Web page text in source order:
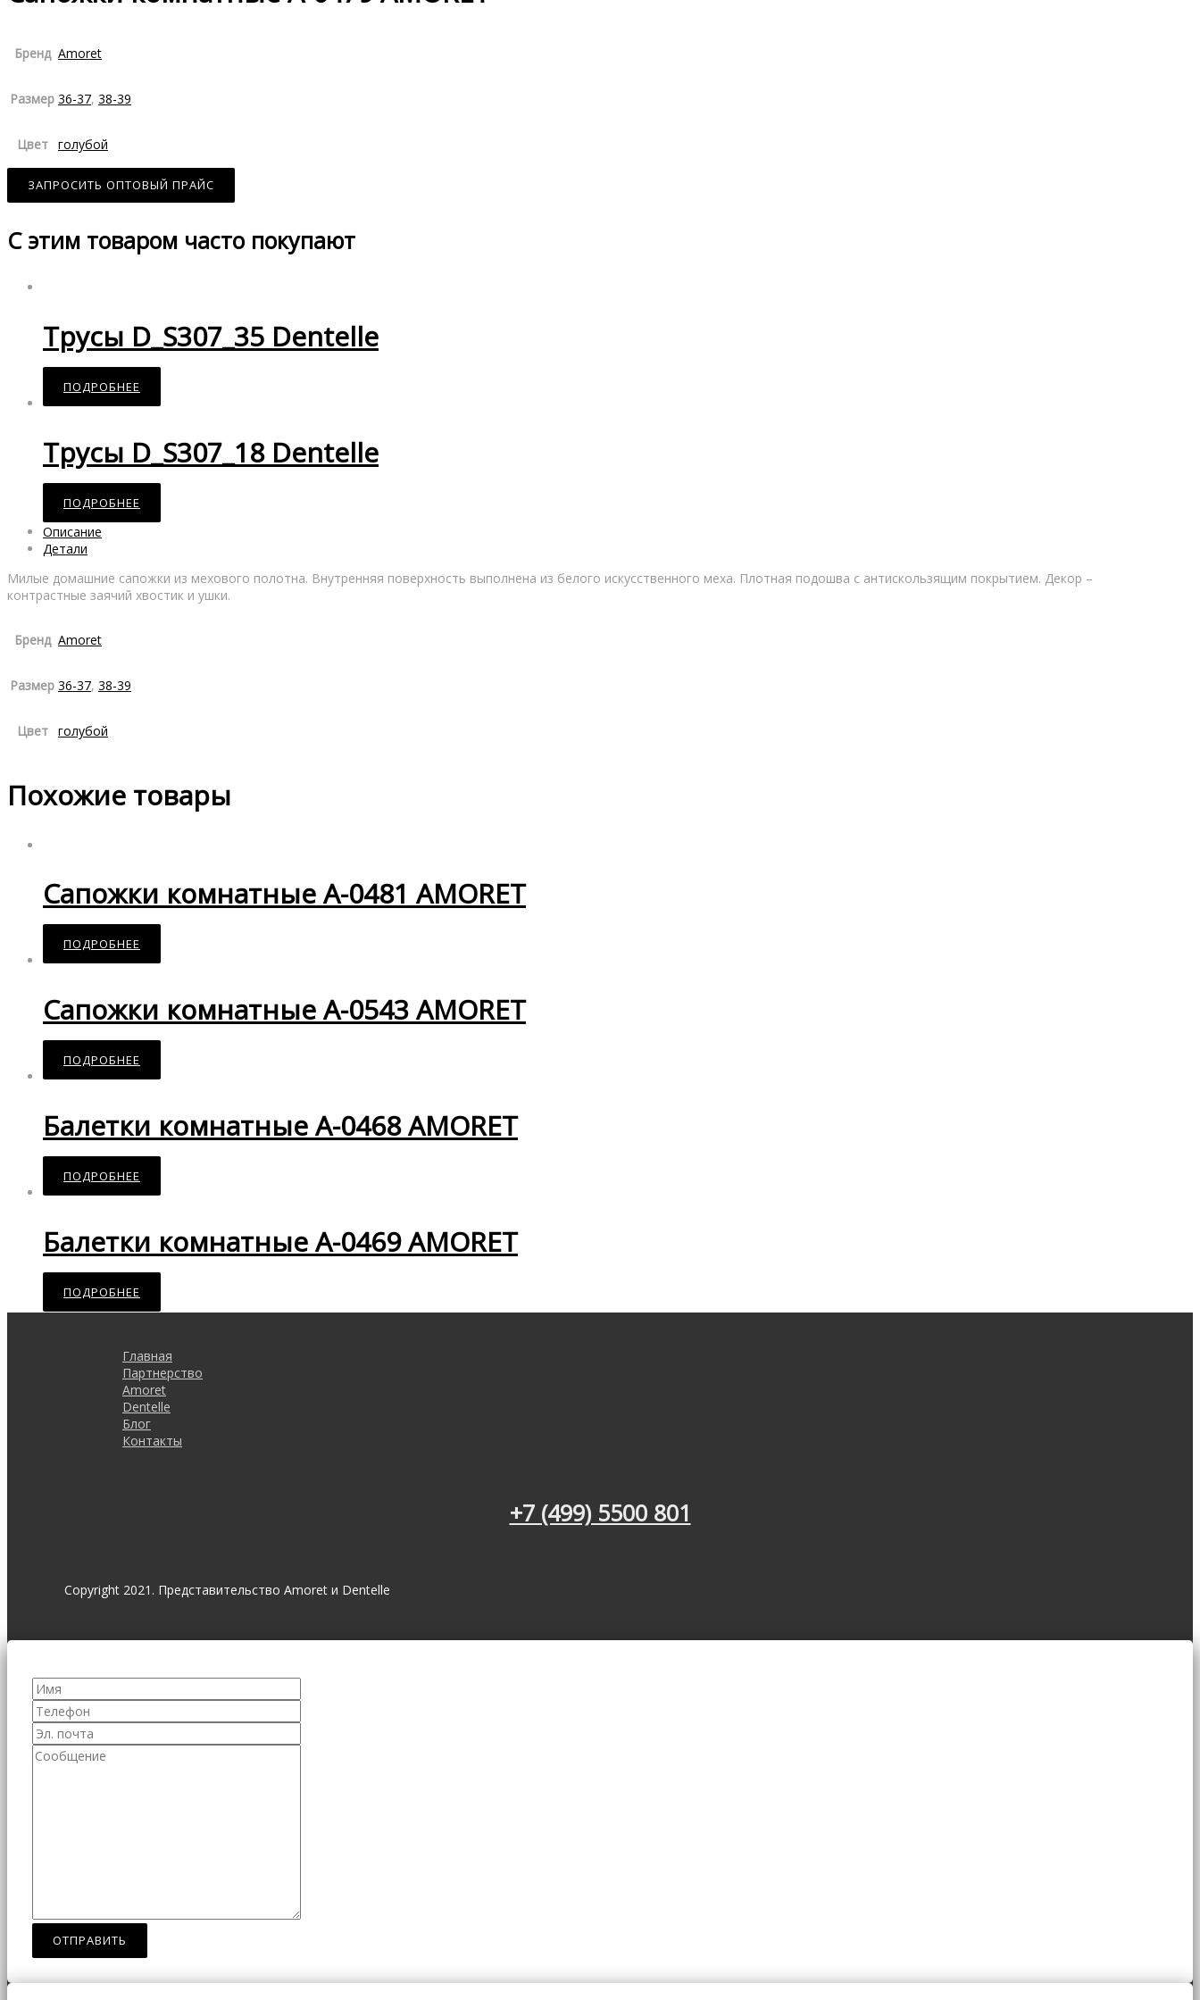
Бренд Amoret
Размер 36-37, 38-39
Цвет голубой
ЗАПРОСИТЬ ОПТОВЫЙ ПРАЙС
С этим товаром часто покупают
Трусы D_S307_35 Dentelle
ПОДРОБНЕЕ
Трусы D_S307_18 Dentelle
ПОДРОБНЕЕ
Описание
Детали
Милые домашние сапожки из мехового полотна. Внутренняя поверхность выполнена из белого искусственного меха. Плотная подошва с антискользящим покрытием. Декор –
контрастные заячий хвостик и ушки.
Бренд Amoret
Размер 36-37, 38-39
Цвет голубой
Похожие товары
Сапожки комнатные A-0481 AMORET
ПОДРОБНЕЕ
Сапожки комнатные A-0543 AMORET
ПОДРОБНЕЕ
Балетки комнатные A-0468 AMORET
ПОДРОБНЕЕ
Балетки комнатные A-0469 AMORET
ПОДРОБНЕЕ
Главная
Партнерство
Amoret
Dentelle
Блог
Контакты
+7 (499) 5500 801
Copyright 2021. Представительство Amoret и Dentelle